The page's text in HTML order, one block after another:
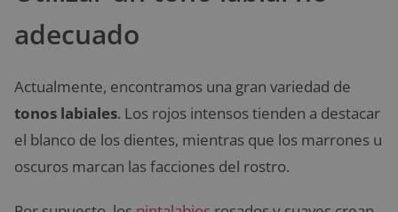
adecuado
Actualmente, encontramos una gran variedad de
tonos labiales. Los rojos intensos tienden a destacar
el blanco de los dientes, mientras que los marrones u
oscuros marcan las facciones del rostro.